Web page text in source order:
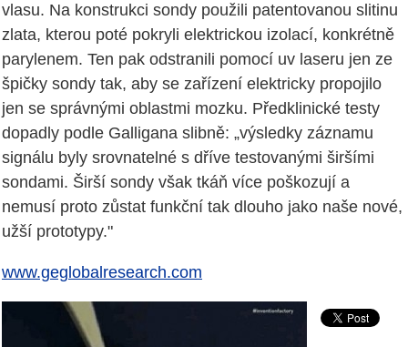
vlasu. Na konstrukci sondy použili patentovanou slitinu
zlata, kterou poté pokryli elektrickou izolací, konkrétně
parylenem. Ten pak odstranili pomocí uv laseru jen ze
špičky sondy tak, aby se zařízení elektricky propojilo
jen se správnými oblastmi mozku. Předklinické testy
dopadly podle Galligana slibně: „výsledky záznamu
signálu byly srovnatelné s dříve testovanými širšími
sondami. Širší sondy však tkáň více poškozují a
nemusí proto zůstat funkční tak dlouho jako naše nové,
užší prototypy."
www.geglobalresearch.com